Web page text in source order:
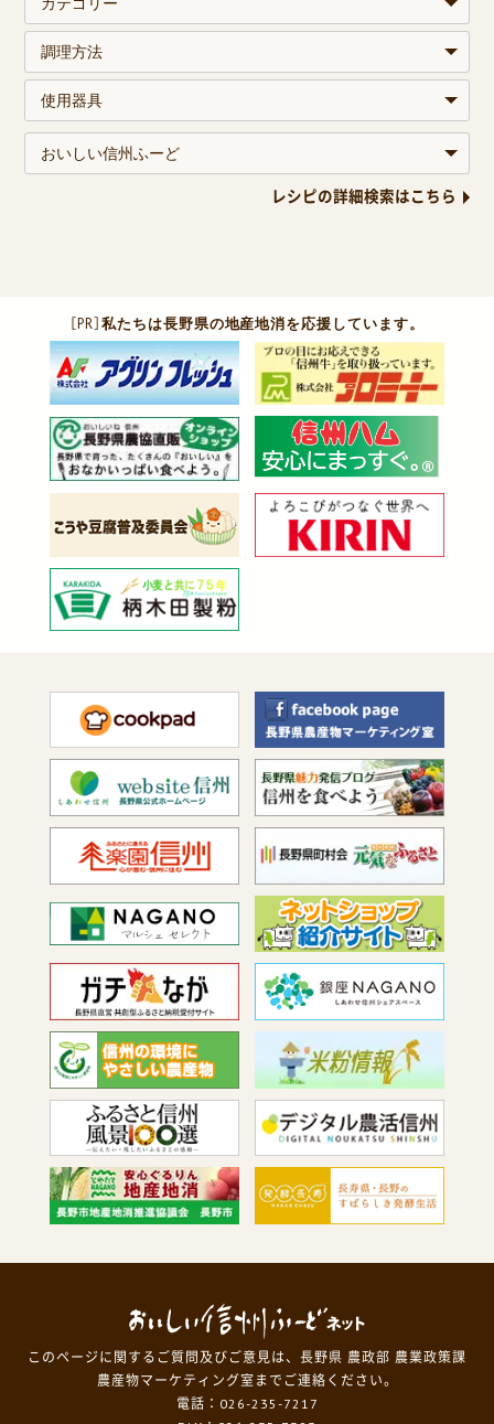
レシピの詳細検索はこちら
［PR］私たちは長野県の地産地消を応援しています。
このページに関するご質問及びご意見は、長野県 農政部 農業政策課
農産物マーケティング室までご連絡ください。
電話：026-235-7217